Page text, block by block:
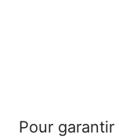
Pour